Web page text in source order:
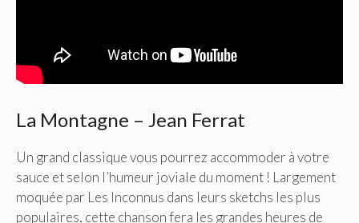
La Montagne – Jean Ferrat
Un grand classique vous pourrez accommoder à votre
sauce et selon l’humeur joviale du moment ! Largement
moquée par Les Inconnus dans leurs sketchs les plus
populaires, cette chanson fera les grandes heures de